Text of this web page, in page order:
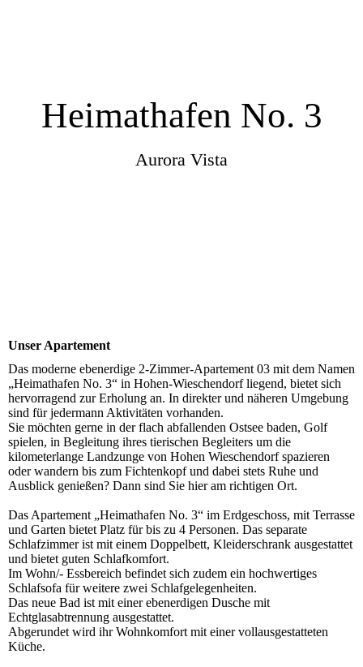
Heimathafen No. 3
Aurora Vista
Unser Apartement
Das moderne ebenerdige 2-Zimmer-Apartement 03 mit dem Namen
„Heimathafen No. 3“ in Hohen-Wieschendorf liegend, bietet sich
hervorragend zur Erholung an. In direkter und näheren Umgebung
sind für jedermann Aktivitäten vorhanden.
Sie möchten gerne in der flach abfallenden Ostsee baden, Golf
spielen, in Begleitung ihres tierischen Begleiters um die
kilometerlange Landzunge von Hohen Wieschendorf spazieren
oder wandern bis zum Fichtenkopf und dabei stets Ruhe und
Ausblick genießen? Dann sind Sie hier am richtigen Ort.
Das Apartement „Heimathafen No. 3“ im Erdgeschoss, mit Terrasse
und Garten bietet Platz für bis zu 4 Personen. Das separate
Schlafzimmer ist mit einem Doppelbett, Kleiderschrank ausgestattet
und bietet guten Schlafkomfort.
Im Wohn/- Essbereich befindet sich zudem ein hochwertiges
Schlafsofa für weitere zwei Schlafgelegenheiten.
Das neue Bad ist mit einer ebenerdigen Dusche mit
Echtglasabtrennung ausgestattet.
Abgerundet wird ihr Wohnkomfort mit einer vollausgestatteten
Küche.